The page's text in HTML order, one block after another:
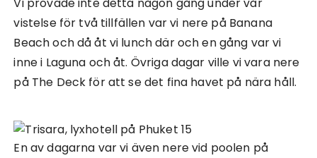
vistelse för två tillfällen var vi nere på Banana
Beach och då åt vi lunch där och en gång var vi
inne i Laguna och åt. Övriga dagar ville vi vara nere
på The Deck för att se det fina havet på nära håll.
En av dagarna var vi även nere vid poolen på